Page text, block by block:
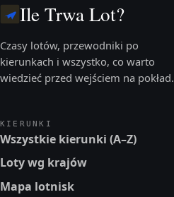
Ile Trwa Lot?
Czasy lotów, przewodniki po
kierunkach i wszystko, co warto
wiedzieć przed wejściem na pokład.
KIERUNKI
Wszystkie kierunki (A–Z)
Loty wg krajów
Mapa lotnisk